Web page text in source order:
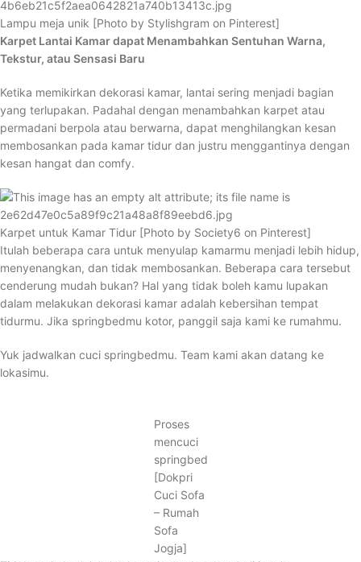
Lampu meja unik [Photo by Stylishgram on Pinterest]
Karpet Lantai Kamar dapat Menambahkan Sentuhan Warna,
Tekstur, atau Sensasi Baru
Ketika memikirkan dekorasi kamar, lantai sering menjadi bagian
yang terlupakan. Padahal dengan menambahkan karpet atau
permadani berpola atau berwarna, dapat menghilangkan kesan
membosankan pada kamar tidur dan justru menggantinya dengan
kesan hangat dan comfy.
Karpet untuk Kamar Tidur [Photo by Society6 on Pinterest]
Itulah beberapa cara untuk menyulap kamarmu menjadi lebih hidup,
menyenangkan, dan tidak membosankan. Beberapa cara tersebut
cenderung mudah bukan? Hal yang tidak boleh kamu lupakan
dalam melakukan dekorasi kamar adalah kebersihan tempat
tidurmu. Jika springbedmu kotor, panggil saja kami ke rumahmu.
Yuk jadwalkan cuci springbedmu. Team kami akan datang ke
lokasimu.
Proses
mencuci
springbed
[Dokpri
Cuci Sofa
– Rumah
Sofa
Jogja]